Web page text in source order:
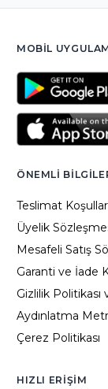
MOBIL
ÖNEMLI
Teslimat
Üyelik
Mesafeli Satış
Garanti ve İade
Gizlilik Politikası
Aydınlatma
Çerez Politikası
HIZLI ERIŞIM